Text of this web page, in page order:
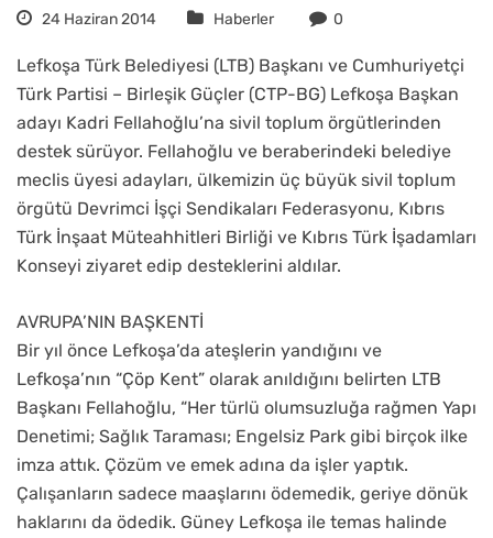
24 Haziran 2014 Haberler 0
Lefkoşa Türk Belediyesi (LTB) Başkanı ve Cumhuriyetçi
Türk Partisi – Birleşik Güçler (CTP-BG) Lefkoşa Başkan
adayı Kadri Fellahoğlu’na sivil toplum örgütlerinden
destek sürüyor. Fellahoğlu ve beraberindeki belediye
meclis üyesi adayları, ülkemizin üç büyük sivil toplum
örgütü Devrimci İşçi Sendikaları Federasyonu, Kıbrıs
Türk İnşaat Müteahhitleri Birliği ve Kıbrıs Türk İşadamları
Konseyi ziyaret edip desteklerini aldılar.
AVRUPA’NIN BAŞKENTİ
Bir yıl önce Lefkoşa’da ateşlerin yandığını ve
Lefkoşa’nın “Çöp Kent” olarak anıldığını belirten LTB
Başkanı Fellahoğlu, “Her türlü olumsuzluğa rağmen Yapı
Denetimi; Sağlık Taraması; Engelsiz Park gibi birçok ilke
imza attık. Çözüm ve emek adına da işler yaptık.
Çalışanların sadece maaşlarını ödemedik, geriye dönük
haklarını da ödedik. Güney Lefkoşa ile temas halinde